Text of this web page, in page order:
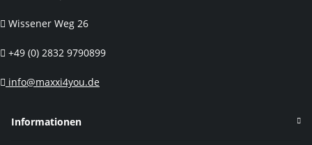
Wissener Weg 26
+49 (0) 2832 9790899
info@maxxi4you.de
Informationen